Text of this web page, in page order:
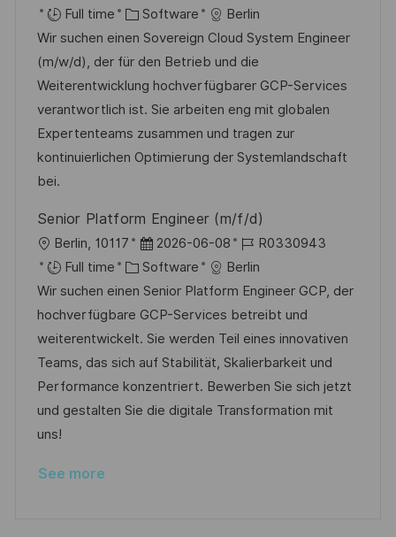
o
c
a
t
i
o
n
o
s
t
e
d
D
a
o
b
I
d
Full time
C
a
t
e
g
o
r
Software
Berlin
Wir suchen einen Sovereign Cloud System Engineer
(m/w/d), der für den Betrieb und die
Weiterentwicklung hochverfügbarer GCP-Services
verantwortlich ist. Sie arbeiten eng mit globalen
Expertenteams zusammen und tragen zur
kontinuierlichen Optimierung der Systemlandschaft
bei.
Senior Platform Engineer (m/f/d)
L
o
c
a
t
i
o
n
Berlin, 10117
P
o
s
t
e
d
D
a
2026-06-08
J
o
b
I
d
R0330943
Full time
C
a
t
e
g
o
r
Software
Berlin
Wir suchen einen Senior Platform Engineer GCP, der
hochverfügbare GCP-Services betreibt und
weiterentwickelt. Sie werden Teil eines innovativen
Teams, das sich auf Stabilität, Skalierbarkeit und
Performance konzentriert. Bewerben Sie sich jetzt
und gestalten Sie die digitale Transformation mit
uns!
See more